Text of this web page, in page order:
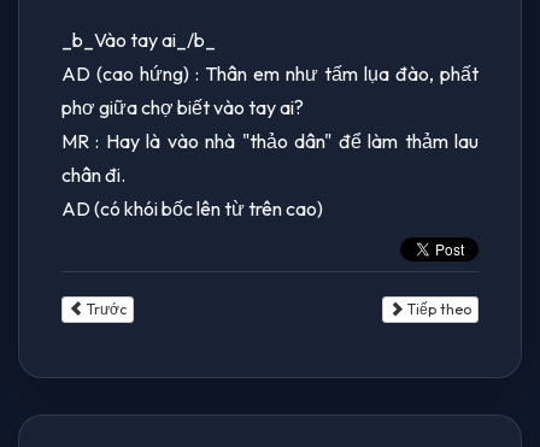
_b_Vào tay ai_/b_
AD (cao hứng) : Thân em như tấm lụa đào, phất
phơ giữa chợ biết vào tay ai?
MR : Hay là vào nhà "thảo dân" để làm thảm lau
chân đi.
AD (có khói bốc lên từ trên cao)
Trước Tiếp theo